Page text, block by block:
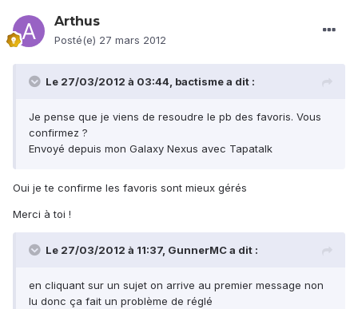
Arthus
Posté(e) 27 mars 2012
Le 27/03/2012 à 03:44, bactisme a dit :
Je pense que je viens de resoudre le pb des favoris. Vous
confirmez ?
Envoyé depuis mon Galaxy Nexus avec Tapatalk
Oui je te confirme les favoris sont mieux gérés
Merci à toi !
Le 27/03/2012 à 11:37, GunnerMC a dit :
en cliquant sur un sujet on arrive au premier message non
lu donc ça fait un problème de réglé